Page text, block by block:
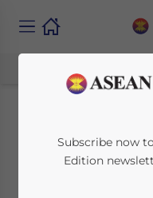
在印度尼
持人的法
Subscribe now
Edition